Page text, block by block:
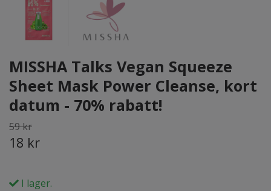
MISSHA Talks Vegan Squeeze
Sheet Mask Power Cleanse, kort
datum - 70% rabatt!
59 kr
18 kr
I lager.